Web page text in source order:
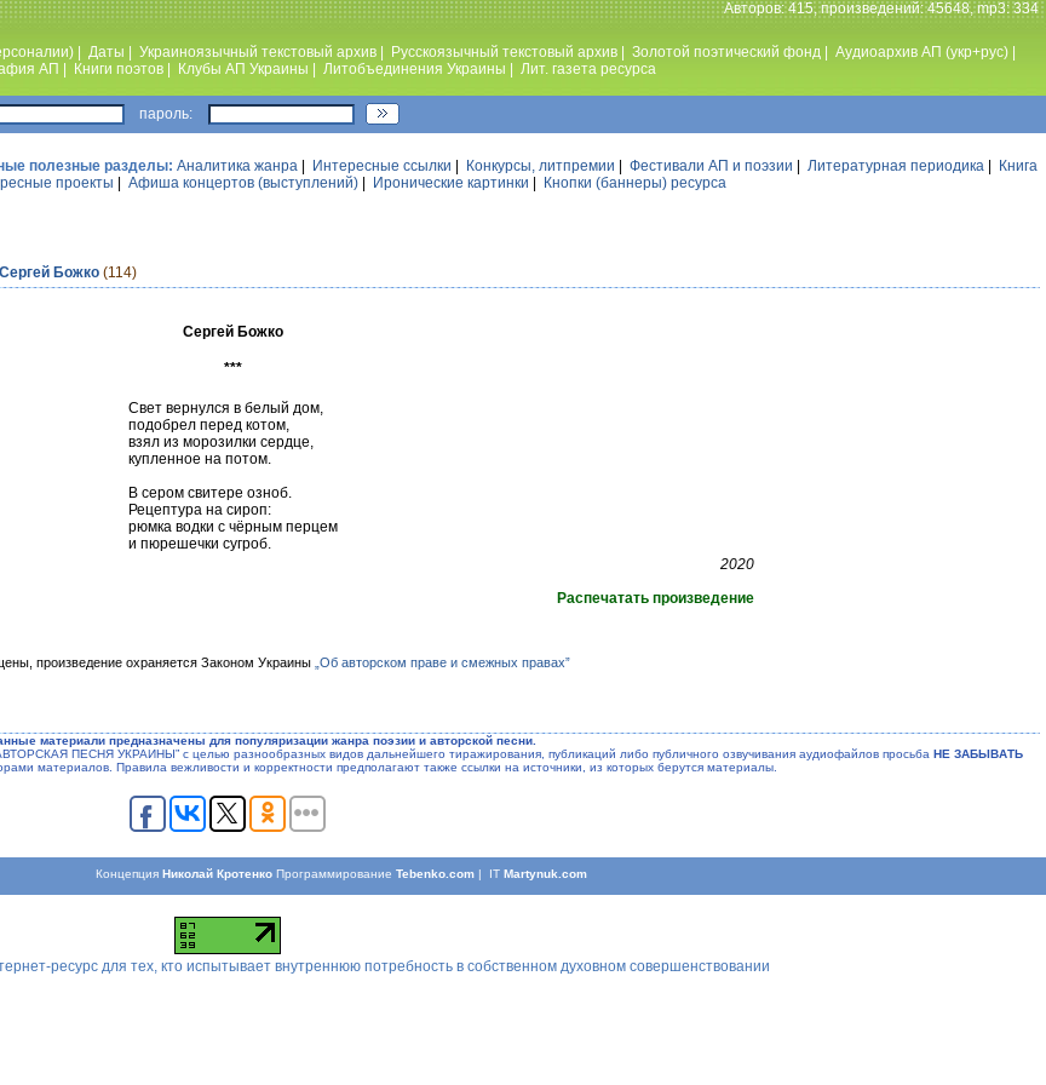
Авторов: 415, произведений: 45648, mp3: 334
Даты Украиноязычный текстовый архив Русскоязычный текстовый архив Золотой поэтический фонд Аудиоархив АП (укр+рус)
АП Книги поэтов Клубы АП Украины Литобъединения Украины Лит. газета ресурса
пароль:
полезные разделы: Аналитика жанра Интересные ссылки Конкурсы, литпремии Фестивали АП и поэзии Литературная периодика
Книга
проекты Афиша концертов (выступлений) Иронические картинки Кнопки (баннеры) ресурса
Сергей Божко (114)
Сергей Божко
***
Свет вернулся в белый дом,
подобрел перед котом,
взял из морозилки сердце,
купленное на потом.
В сером свитере озноб.
Рецептура на сироп:
рюмка водки с чёрным перцем
и пюрешечки сугроб.
2020
Распечатать произведение
произведение охраняется Законом Украины „Об авторском праве и смежных правах”
материали предназначены для популяризации жанра поэзии и авторской песни.
ПЕСНЯ УКРАИНЫ” с целью разнообразных видов дальнейшего тиражирования, публикаций либо публичного озвучивания аудиофайлов просьба НЕ ЗАБЫВАТЬ
материалов. Правила вежливости и корректности предполагают также ссылки на источники, из которых берутся материалы.
КонцепцияНиколай Кротенко ПрограммированиеTebenko.com | ITMartynuk.com
ресурс для тех, кто испытывает внутреннюю потребность в собственном духовном совершенствовании